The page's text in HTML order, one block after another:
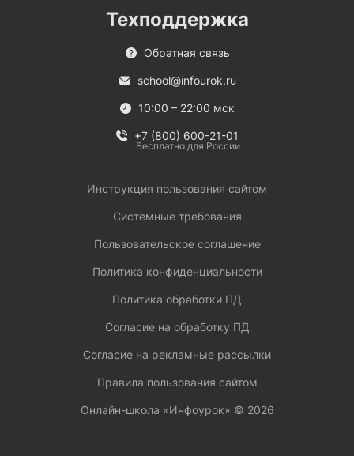
Техподдержка
Обратная связь
school@infourok.ru
10:00 – 22:00 мск
+7 (800) 600-21-01
Бесплатно для России
Инструкция пользования сайтом
Системные требования
Пользовательское соглашение
Политика конфиденциальности
Политика обработки ПД
Согласие на обработку ПД
Согласие на рекламные рассылки
Правила пользования сайтом
Онлайн-школа «Инфоурок» © 2026